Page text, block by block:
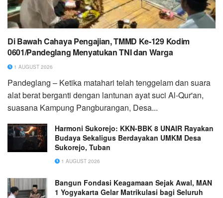
Di Bawah Cahaya Pengajian, TMMD Ke-129 Kodim
0601/Pandeglang Menyatukan TNI dan Warga
1 AUGUST 2026
Pandeglang – Ketika matahari telah tenggelam dan suara
alat berat berganti dengan lantunan ayat suci Al-Qur'an,
suasana Kampung Pangburangan, Desa...
Harmoni Sukorejo: KKN-BBK 8 UNAIR Rayakan
Budaya Sekaligus Berdayakan UMKM Desa
Sukorejo, Tuban
1 AUGUST 2026
Bangun Fondasi Keagamaan Sejak Awal, MAN
1 Yogyakarta Gelar Matrikulasi bagi Seluruh